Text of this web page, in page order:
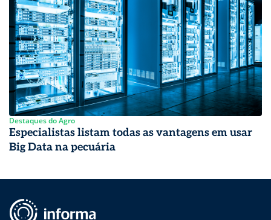
Destaques do Agro
Especialistas listam todas as vantagens em usar
Big Data na pecuária